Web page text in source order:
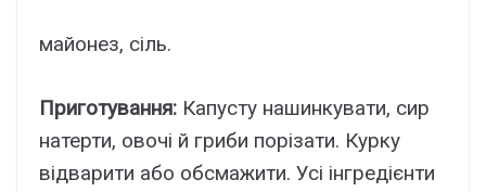
майонез, сіль.
Приготування: Капусту нашинкувати, сир
натерти, овочі й гриби порізати. Курку
відварити або обсмажити. Усі інгредієнти